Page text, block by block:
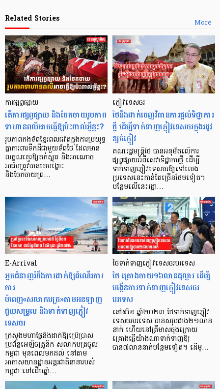
More
Related Stories
ការផ្សព្វផ្សាយ
តើការផ្សព្វផ្សាយ និងចែកចាយរូបភាព
ទាហានពលីអាចធ្វើឱ្យប៉ះពាល់អ្វីខ្លះ?
រូបភាពកងទ័ពខ្មែរពលីជីវិតក្នុងការប្រយុទ្ធ
គ្នាការពារទឹកដីជាមួយទ័ពថៃ ដែលមាន
លក្ខណៈគួរឱ្យតក់ស្លុត និងអាណោច
អាធ័មត្រូវបានគេបង្ហោះ
និងចែកចាយព្រ…
ភ្ញៀវទេសចរ
ថៃនឹងដាក់ចេញវិធានការផ្ដល់ទិដ្ឋាការ
ថ្មី ដើម្បីទាក់ទាញភ្ញៀវទេសចរក្នុងរដូវ
ខ្សត់ភ្ញៀវ
គណៈរដ្ឋមន្ត្រីថៃ បានអនុម័តលើការ
ផ្សព្វផ្សាយអំពីសេវាទិដ្ឋាការថ្មី ដើម្បី
ទាក់ទាញភ្ញៀវទេសចរឱ្យទៅលេង
ប្រទេសនេះកាន់តែច្រើនថែមទៀត។
បន្ថែមលើនេះរដ្ឋា…
E-Arrival
អ្នកជំនាញរំពឹងការដាក់ឱ្យដំណើរការ
ការ
បំពេញ«សលាកបត្រ»តាមអនឡាញ
ជួយសម្រួល និងទាក់ទាញភ្ញៀវ
ទេសចរ
ក្រសួងមហាផ្ទៃនឹងដាក់ឱ្យប្រើប្រាស់
ប្រព័ន្ធអេឡិចត្រូនិក សលាកបត្រចូល
កម្ពុជា មុនពេលមកដល់ នៅតាម
អាកាសយានដ្ឋានអន្តរជាតិនានារបស់
កម្ពុជា នៅដើមឆ្នាំ…
ថៃទាក់ទាញភ្ញៀវទេសចរបរទេស
ថៃ គ្រោងចាយ១៦លានដុល្លារ ដើម្បី
បង្កើនការទាក់ទាញភ្ញៀវទេសចរ
បរទេស
នៅ៩ខែ ឆ្នាំ២០២៣ ថៃទាក់ទាញភ្ញៀវ
ទេសចរបរទេស បានសរុបជាង២១លាន
នាក់ ហើយនៅត្រីមាសចុងក្រោយ
គ្រោងធ្វើយ៉ាងណាទាក់ទាញឱ្យ
បាន៧លាននាក់បន្ថែមទៀត។ ដើម្…